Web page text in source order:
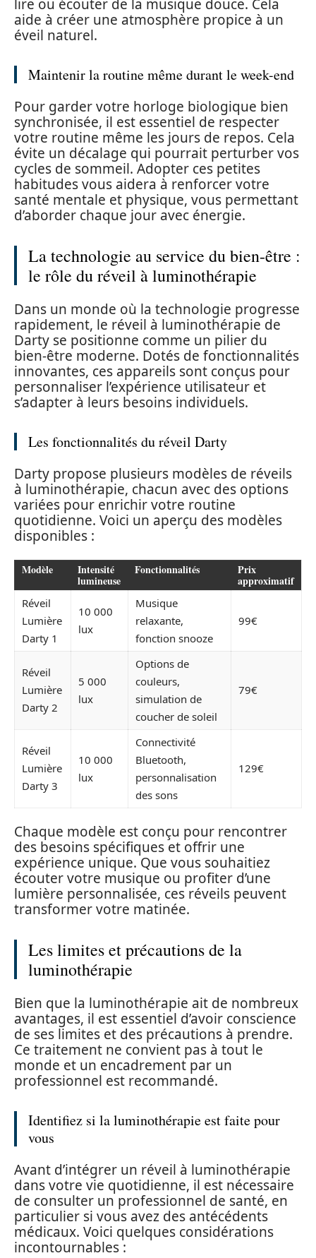
lire ou écouter de la musique douce. Cela
aide à créer une atmosphère propice à un
éveil naturel.
Maintenir la routine même durant le week-end
Pour garder votre horloge biologique bien
synchronisée, il est essentiel de respecter
votre routine même les jours de repos. Cela
évite un décalage qui pourrait perturber vos
cycles de sommeil. Adopter ces petites
habitudes vous aidera à renforcer votre
santé mentale et physique, vous permettant
d’aborder chaque jour avec énergie.
La technologie au service du bien-être :
le rôle du réveil à luminothérapie
Dans un monde où la technologie progresse
rapidement, le réveil à luminothérapie de
Darty se positionne comme un pilier du
bien-être moderne. Dotés de fonctionnalités
innovantes, ces appareils sont conçus pour
personnaliser l’expérience utilisateur et
s’adapter à leurs besoins individuels.
Les fonctionnalités du réveil Darty
Darty propose plusieurs modèles de réveils
à luminothérapie, chacun avec des options
variées pour enrichir votre routine
quotidienne. Voici un aperçu des modèles
disponibles :
Modèle Intensité
lumineuse
Fonctionnalités Prix
approximatif
Réveil
Lumière
Darty 1
10 000
lux
Musique
relaxante,
fonction snooze
99€
Réveil
Lumière
Darty 2
5 000
lux
Options de
couleurs,
simulation de
coucher de soleil
79€
Réveil
Lumière
Darty 3
10 000
lux
Connectivité
Bluetooth,
personnalisation
des sons
129€
Chaque modèle est conçu pour rencontrer
des besoins spécifiques et offrir une
expérience unique. Que vous souhaitiez
écouter votre musique ou profiter d’une
lumière personnalisée, ces réveils peuvent
transformer votre matinée.
Les limites et précautions de la
luminothérapie
Bien que la luminothérapie ait de nombreux
avantages, il est essentiel d’avoir conscience
de ses limites et des précautions à prendre.
Ce traitement ne convient pas à tout le
monde et un encadrement par un
professionnel est recommandé.
Identifiez si la luminothérapie est faite pour
vous
Avant d’intégrer un réveil à luminothérapie
dans votre vie quotidienne, il est nécessaire
de consulter un professionnel de santé, en
particulier si vous avez des antécédents
médicaux. Voici quelques considérations
incontournables :